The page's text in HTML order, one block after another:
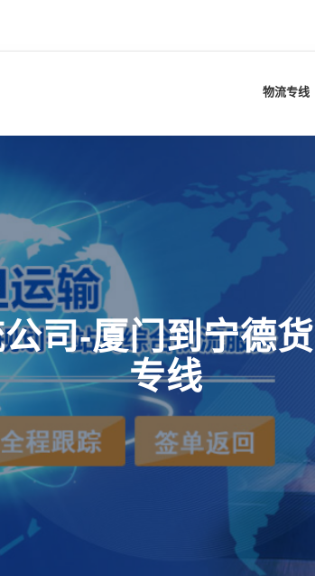
物流专线
司-厦门到宁德
专线